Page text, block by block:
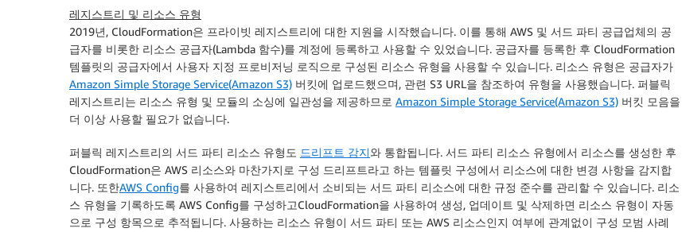
레지스트리 및 리소스 유형
2019년, CloudFormation은 프라이빗 레지스트리에 대한 지원을 시작했습니다. 이를 통해 AWS 및 서드 파티 공급업체의 공
급자를 비롯한 리소스 공급자(Lambda 함수)를 계정에 등록하고 사용할 수 있었습니다. 공급자를 등록한 후 CloudFormation
템플릿의 공급자에서 사용자 지정 프로비저닝 로직으로 구성된 리소스 유형을 사용할 수 있습니다. 리소스 유형은 공급자가
Amazon Simple Storage Service(Amazon S3) 버킷에 업로드했으며, 관련 S3 URL을 참조하여 유형을 사용했습니다. 퍼블릭
레지스트리는 리소스 유형 및 모듈의 소싱에 일관성을 제공하므로 Amazon Simple Storage Service(Amazon S3) 버킷 모음을
더 이상 사용할 필요가 없습니다.
퍼블릭 레지스트리의 서드 파티 리소스 유형도 드리프트 감지와 통합됩니다. 서드 파티 리소스 유형에서 리소스를 생성한 후
CloudFormation은 AWS 리소스와 마찬가지로 구성 드리프트라고 하는 템플릿 구성에서 리소스에 대한 변경 사항을 감지합
니다. 또한AWS Config를 사용하여 레지스트리에서 소비되는 서드 파티 리소스에 대한 규정 준수를 관리할 수 있습니다. 리소
스 유형을 기록하도록 AWS Config를 구성하고CloudFormation을 사용하여 생성, 업데이트 및 삭제하면 리소스 유형이 자동
으로 구성 항목으로 추적됩니다. 사용하는 리소스 유형이 서드 파티 또는 AWS 리소스인지 여부에 관계없이 구성 모범 사례